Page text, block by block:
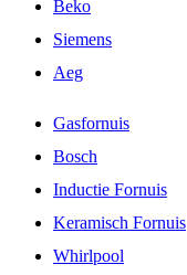
Beko
Siemens
Aeg
Gasfornuis
Bosch
Inductie Fornuis
Keramisch Fornuis
Whirlpool